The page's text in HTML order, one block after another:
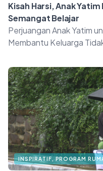
Kisah Harsi, Anak
Semangat Belajar
Perjuangan Anak Yatim
Membantu Keluarga
INSPIRATIF, PROGRAM